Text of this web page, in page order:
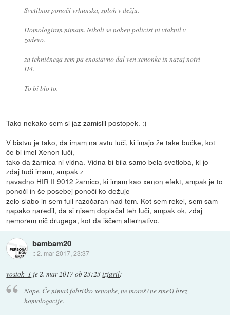
Svetilnos ponoči vrhunska, sploh v dežju.
Homologiran nimam. Nikoli se noben policist ni vtaknil v
zadevo.
za tehničnega sem pa enostavno dal ven xenonke in nazaj notri
H4.
To bi blo to.
Tako nekako sem si jaz zamislil postopek. :)
V bistvu je tako, da imam na avtu luči, ki imajo že take bučke, kot
če bi imel Xenon luči,
tako da žarnica ni vidna. Vidna bi bila samo bela svetloba, ki jo
zdaj tudi imam, ampak z
navadno HIR II 9012 žarnico, ki imam kao xenon efekt, ampak je to
ponoči in še posebej ponoči ko dežuje
zelo slabo in sem full razočaran nad tem. Kot sem rekel, sem sam
napako naredil, da si nisem doplačal teh luči, ampak ok, zdaj
nemorem nič drugega, kot da iščem alternativo.
bambam20
::2. mar 2017, 23:37
vostok_1 je2. mar 2017 ob 23:23izjavil:
Nope. Če nimaš fabriško xenonke, ne moreš (ne smeš) brez
homologacije.